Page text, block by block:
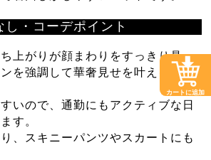
し・コーデポイント
上がりが顔まわりをすっきり見
を強調して華奢見せを叶えるニッ
いので、通勤にもアクティブな日
す。
、スキニーパンツやスカートにも
カートに追加